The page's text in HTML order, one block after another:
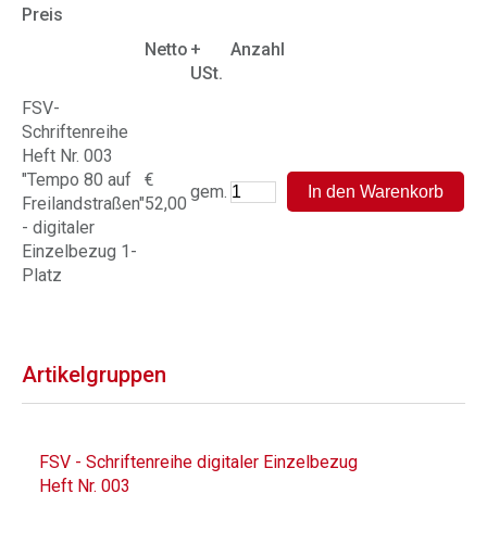
Preis
Netto +
USt.
Anzahl
FSV-
Schriftenreihe
Heft Nr. 003
"Tempo 80 auf
Freilandstraßen"
- digitaler
Einzelbezug 1-
Platz
€
52,00
gem.
Artikelgruppen
FSV - Schriftenreihe digitaler Einzelbezug
Heft Nr. 003